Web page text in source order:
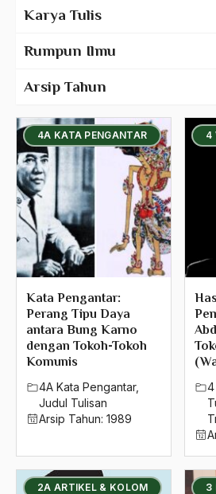
4A KATA PENGANTAR
Kata Pengantar:
Perang Tipu Daya
antara Bung Karno
dengan Tokoh-Tokoh
Komunis
4A Kata Pengantar,
Judul Tulisan
Arsip Tahun: 1989
4
4
2A ARTIKEL & KOLOM 3
Karya Tulis
Rumpun Ilmu
550 – Ilmu Ekonomi
580 – Ilmu Sosial Humaniora
630 – Agama Dan Filsafat
660 – Ilmu Seni, Desain dan Media
710 – Ilmu Pendidikan
Arsip Tahun
1992
1991
1990
1988
1987
1986
1985
1984
1983
1982
1981
1980
1979
1977